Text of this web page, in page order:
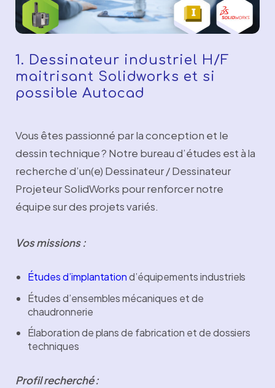
1. Dessinateur industriel H/F
maitrisant Solidworks et si
possible Autocad
Vous êtes passionné par la conception et le
dessin technique ? Notre bureau d’études est à la
recherche d’un(e) Dessinateur / Dessinateur
Projeteur SolidWorks pour renforcer notre
équipe sur des projets variés.
Vos missions :
Études d’implantationd’équipements industriels
Études d’ensembles mécaniques et de
chaudronnerie
Élaboration de plans de fabrication et de dossiers
techniques
Profil recherché :